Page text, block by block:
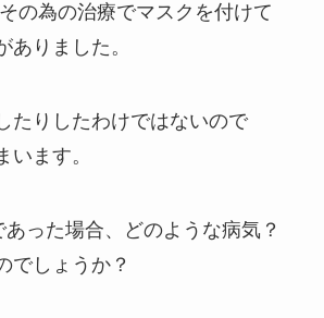
の為の治療でマスクを付けて
ありました。
たりしたわけではないので
います。
あった場合、どのような病気？
でしょうか？